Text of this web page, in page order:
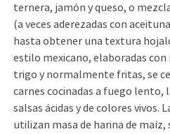
ternera, jamón y queso, o
(a veces aderezadas con
hasta obtener una textura
estilo mexicano, elaboradas con
trigo y normalmente fritas, se
carnes cocinadas a fuego lento,
salsas ácidas y de colores vivos.
utilizan masa de harina de maíz,